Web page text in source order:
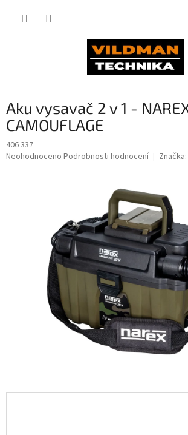
Aku vysavač 2 v 1 -
CAMOUFLAGE
406 337
Průměrné
Neohodnoceno Podrobnosti hodnocení Značka: